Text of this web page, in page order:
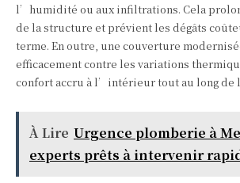
l’humidité ou aux infiltrations. Cela
de la structure et prévient les dégâts
terme. En outre, une couverture
efficacement contre les variations
confort accru à l’intérieur tout au long de
À Lire Urgence plomberie à
experts prêts à intervenir